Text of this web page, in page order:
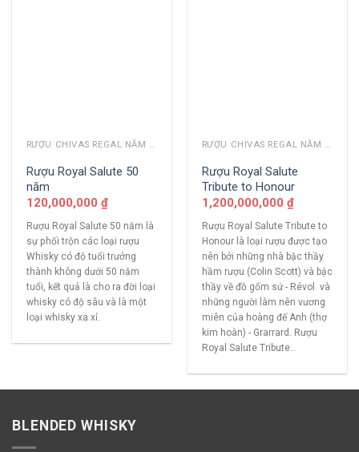
RƯỢU CHIVAS REGAL NĂM CŨ
Rượu Royal Salute 50
năm
120,000,000 ₫
Rượu Royal Salute 50 năm là
sự phối trộn các loại rượu
Whisky có độ tuổi trưởng
thành không dưới 50 năm
tuổi, kết quả là cho ra đời loại
whisky có độ sâu và là một
loại whisky xa xỉ.
RƯỢU CHIVAS REGAL NĂM CŨ
Rượu Royal Salute
Tribute to Honour
1,200,000,000 ₫
Rượu Royal Salute Tribute to
Honour là loại rượu được tạo
nên bởi những nhà bậc thầy
hầm rượu (Colin Scott) và bậc
thầy về đồ gốm sứ - Révol và
những người làm nên vương
miên của hoàng đế Anh (thợ
kim hoàn) - Grarrard. Rượu
Royal Salute Tribute..
BLENDED WHISKY